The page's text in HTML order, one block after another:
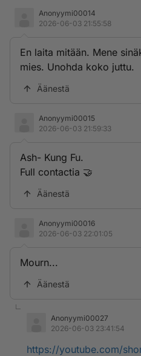
Anonyymi00014
2026-06-03 21:55:58
En laita mitään. Mene
mies. Unohda koko juttu.
Äänestä
Anonyymi00015
2026-06-03 21:59:33
Ash- Kung Fu.
Full contactia 🤝
Äänestä
Anonyymi00016
2026-06-03 22:01:05
Mourn...
Äänestä
Anonyymi00027
2026-06-03 23:41:54
https://youtube.com/